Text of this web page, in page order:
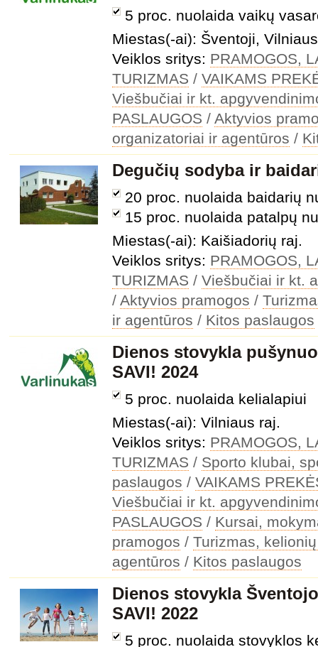
5 proc. nuolaida vaikų
Miestas(-ai): Šventoji,
Veiklos sritys: PRAMOGOS,
TURIZMAS / VAIKAMS
Viešbučiai ir kt.
PASLAUGOS / Aktyvios
organizatoriai ir agentūros /
Degučių sodyba ir
20 proc. nuolaida baidarių
15 proc. nuolaida patalpų
Miestas(-ai): Kaišiadorių raj.
Veiklos sritys: PRAMOGOS,
TURIZMAS / Viešbučiai ir kt.
/ Aktyvios pramogos /
ir agentūros / Kitos paslaugos
Dienos stovykla
SAVI! 2024
5 proc. nuolaida kelialapiui
Miestas(-ai): Vilniaus raj.
Veiklos sritys: PRAMOGOS,
TURIZMAS / Sporto klubai,
paslaugos / VAIKAMS
Viešbučiai ir kt.
PASLAUGOS / Kursai,
pramogos / Turizmas,
agentūros / Kitos paslaugos
Dienos stovykla
SAVI! 2022
5 proc. nuolaida stovyklos